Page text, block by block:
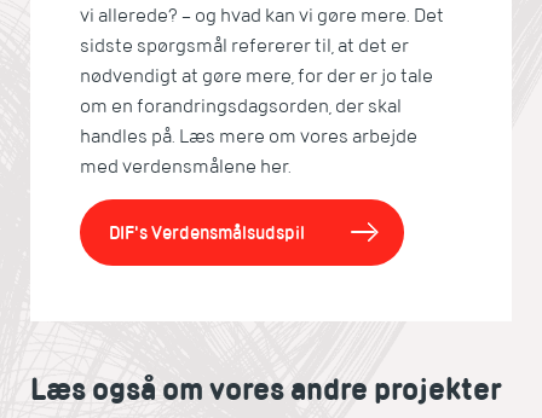
vi allerede? – og hvad kan vi gøre mere. Det
sidste spørgsmål refererer til, at det er
nødvendigt at gøre mere, for der er jo tale
om en forandringsdagsorden, der skal
handles på. Læs mere om vores arbejde
med verdensmålene her.
DIF's Verdensmålsudspil
Læs også om vores andre projekter